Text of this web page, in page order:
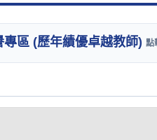
專區 (歷年績優卓越教師) 點